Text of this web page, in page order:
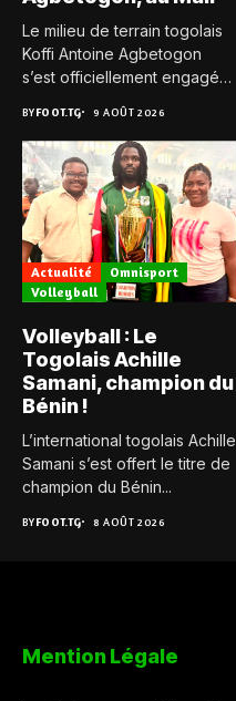
Le milieu de terrain togolais
Koffi Antoine Agbetogon
s’est officiellement engagé
BYFOOT.TG 9 AOÛT 2026
Actualité
Omnisport
Volleyball
Volleyball : Le
Togolais Achille
Samani, champion du
Bénin !
L’international togolais Achille
Samani s’est offert le titre de
champion du Bénin...
BYFOOT.TG 8 AOÛT 2026
Mention Légale